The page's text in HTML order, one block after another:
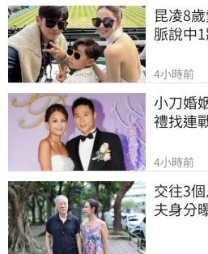
昆凌8
脈說中
4小時前
小刀婚
禮找連
4小時前
交往3
夫身分